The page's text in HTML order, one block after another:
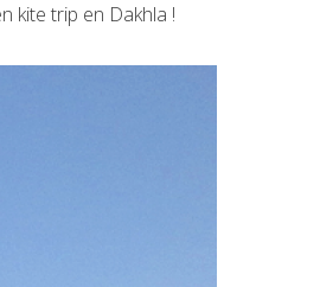
kite trip en Dakhla !